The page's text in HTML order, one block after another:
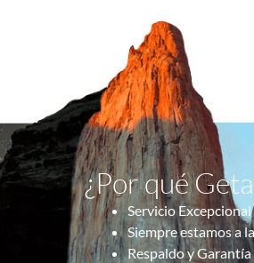
¿Por qué
Servicio Excepcional
Siempre estamos a
Respaldo y Garantía